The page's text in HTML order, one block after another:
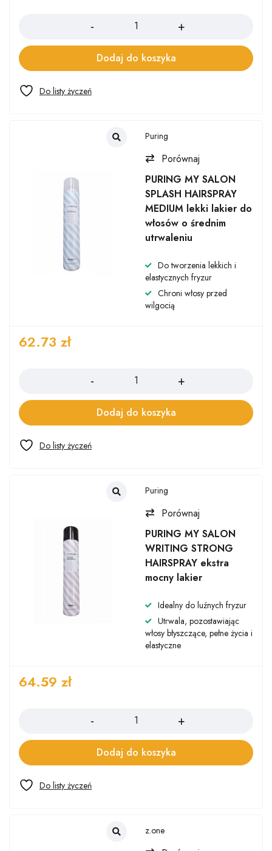
Dodaj do koszyka
Puring
Porównaj
PURING MY SALON
SPLASH HAIRSPRAY
MEDIUM lekki lakier do
włosów o średnim
utrwaleniu
Do tworzenia lekkich i
elastycznych fryzur
Chroni włosy przed
wilgocią
62.73 zł
Dodaj do koszyka
Puring
Porównaj
PURING MY SALON
WRITING STRONG
HAIRSPRAY ekstra
mocny lakier
Idealny do luźnych fryzur
Utrwala, pozostawiając
włosy błyszczące, pełne życia i
elastyczne
64.59 zł
Dodaj do koszyka
z.one